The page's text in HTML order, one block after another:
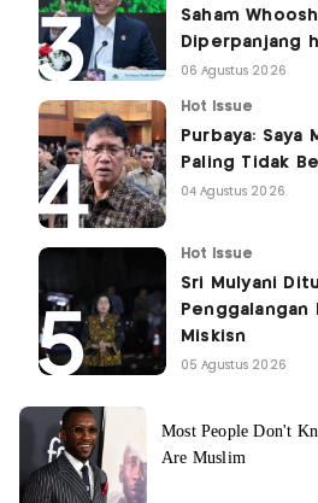
Saham
Diperpanjang
06 Agustus 2026
Hot Issue
Purbaya: Saya
Paling Tidak
04 Agustus 2026
Hot Issue
Sri Mulyani
Penggalangan
Miskisn
05 Agustus 2026